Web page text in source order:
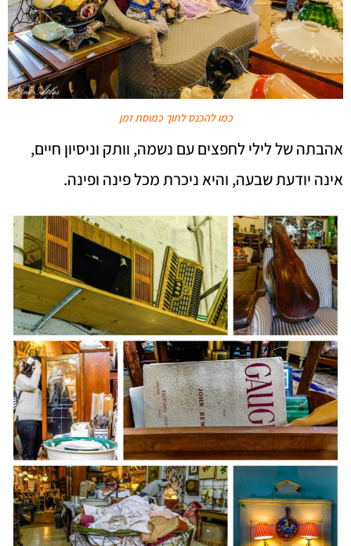
כמו להכנס לתוך כמוסת זמן
אהבתה של לילי לחפצים עם נשמה, וותק וניסיון חיים,
אינה יודעת שבעה, והיא ניכרת מכל פינה ופינה.